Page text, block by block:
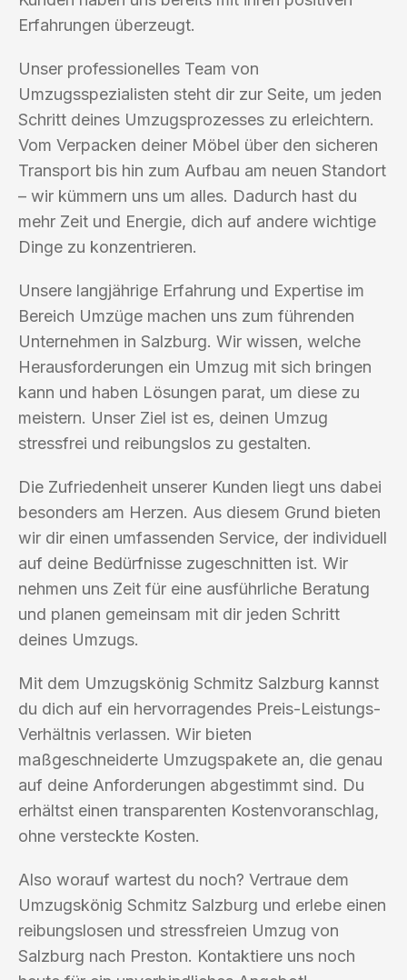
Erfahrungen überzeugt.
Unser professionelles Team von
Umzugsspezialisten steht dir zur Seite, um jeden
Schritt deines Umzugsprozesses zu erleichtern.
Vom Verpacken deiner Möbel über den sicheren
Transport bis hin zum Aufbau am neuen Standort
– wir kümmern uns um alles. Dadurch hast du
mehr Zeit und Energie, dich auf andere wichtige
Dinge zu konzentrieren.
Unsere langjährige Erfahrung und Expertise im
Bereich Umzüge machen uns zum führenden
Unternehmen in Salzburg. Wir wissen, welche
Herausforderungen ein Umzug mit sich bringen
kann und haben Lösungen parat, um diese zu
meistern. Unser Ziel ist es, deinen Umzug
stressfrei und reibungslos zu gestalten.
Die Zufriedenheit unserer Kunden liegt uns dabei
besonders am Herzen. Aus diesem Grund bieten
wir dir einen umfassenden Service, der individuell
auf deine Bedürfnisse zugeschnitten ist. Wir
nehmen uns Zeit für eine ausführliche Beratung
und planen gemeinsam mit dir jeden Schritt
deines Umzugs.
Mit dem Umzugskönig Schmitz Salzburg kannst
du dich auf ein hervorragendes Preis-Leistungs-
Verhältnis verlassen. Wir bieten
maßgeschneiderte Umzugspakete an, die genau
auf deine Anforderungen abgestimmt sind. Du
erhältst einen transparenten Kostenvoranschlag,
ohne versteckte Kosten.
Also worauf wartest du noch? Vertraue dem
Umzugskönig Schmitz Salzburg und erlebe einen
reibungslosen und stressfreien Umzug von
Salzburg nach Preston. Kontaktiere uns noch